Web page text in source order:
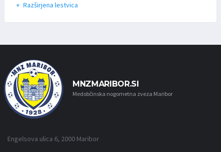
Razširjena lestvica
MNZMARIBOR.SI
Medobčinska nogometna zveza Maribor
Engelsova ulica 6, 2000 Maribor